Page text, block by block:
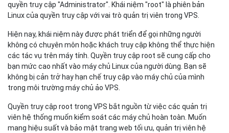
quyền truy cập "Administrator". Khái niệm "root" là phiên bản
Linux của quyền truy cập với vai trò quản trị viên trong VPS.
Hiện nay, khái niệm này được phát triển để gọi những người
không có chuyên môn hoặc khách truy cập không thể thực hiện
các tác vụ trên máy tính. Quyền truy cập root sẽ cung cấp cho
bạn mức cao nhất vào máy chủ Linux của người dùng. Bạn sẽ
không bị cản trở hay hạn chế truy cập vào máy chủ của mình
trong môi trường máy chủ ảo VPS.
Quyền truy cập root trong VPS bắt nguồn từ việc các quản trị
viên hệ thống muốn kiểm soát các máy chủ hoàn toàn. Muốn
mang hiệu suất và bảo mật trang web tối ưu, quản trị viên hệ